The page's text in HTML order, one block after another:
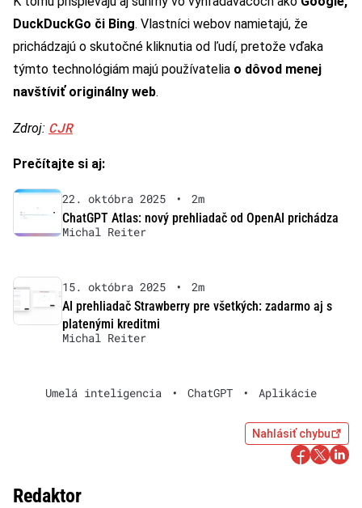
DuckDuckGo či Bing. Vlastníci webov namietajú, že
prichádzajú o skutočné kliknutia od ľudí, pretože vďaka
týmto technológiám majú používatelia o dôvod menej
navštíviť originálny web.
Zdroj: CJR
Prečítajte si aj:
22. októbra 2025 •
2m
ChatGPT Atlas: nový prehliadač od OpenAI prichádza
Michal Reiter
15. októbra 2025 •
2m
AI prehliadač Strawberry pre všetkých: zadarmo aj s
platenými kreditmi
Michal Reiter
Umelá inteligencia • ChatGPT • Aplikácie
Nahlásiť chybu
Redaktor